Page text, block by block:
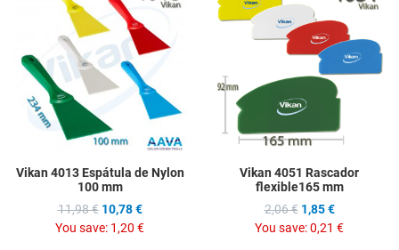
Add to Compare
Vikan 4013 Espátula de Nylon
100 mm
11,98 € 10,78 €
You save: 1,20 €
Vikan 4051 Rascador
flexible165 mm
2,06 € 1,85 €
You save:0,21 €